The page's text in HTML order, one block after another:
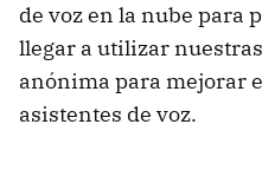
de voz en la nube para
llegar a utilizar
anónima para mejorar
asistentes de voz.